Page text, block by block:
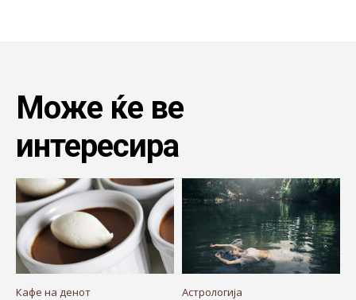
Може ќе ве
интересира
Кафе на денот Астрологија